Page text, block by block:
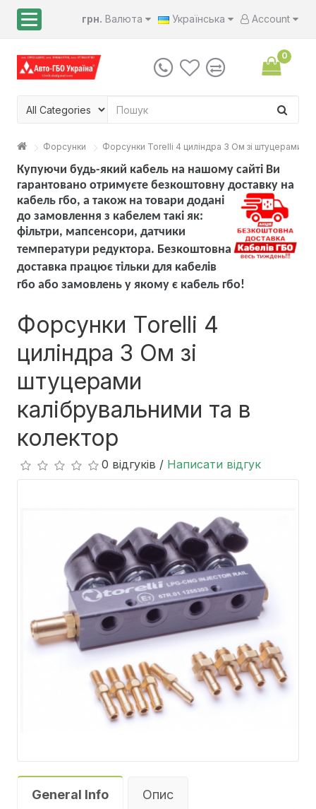
грн. Валюта Українська Account
0
Форсунки Форсунки Torelli 4 циліндра 3 Ом зі штуцерами
Купуючи будь-який кабель на нашому сайті Ви
гарантовано отримуєте безкоштовну доставку на
кабель гбо, а також на товари додані
до замовлення з кабелем такі як:
фільтри, мапсенсори, датчики
температури редуктора. Безкоштовна
доставка працює тільки для кабелів
гбо або замовлень у якому є кабель гбо!
Форсунки Torelli 4
циліндра 3 Ом зі
штуцерами
калібрувальними та в
колектор
0 відгуків / Написати відгук
General Info Опис